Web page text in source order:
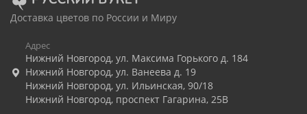
Доставка цветов по России и Миру
Адрес
Нижний Новгород, ул. Максима Горького д. 184
Нижний Новгород, ул. Ванеева д. 19
Нижний Новгород, ул. Ильинская, 90/18
Нижний Новгород, проспект Гагарина, 25В